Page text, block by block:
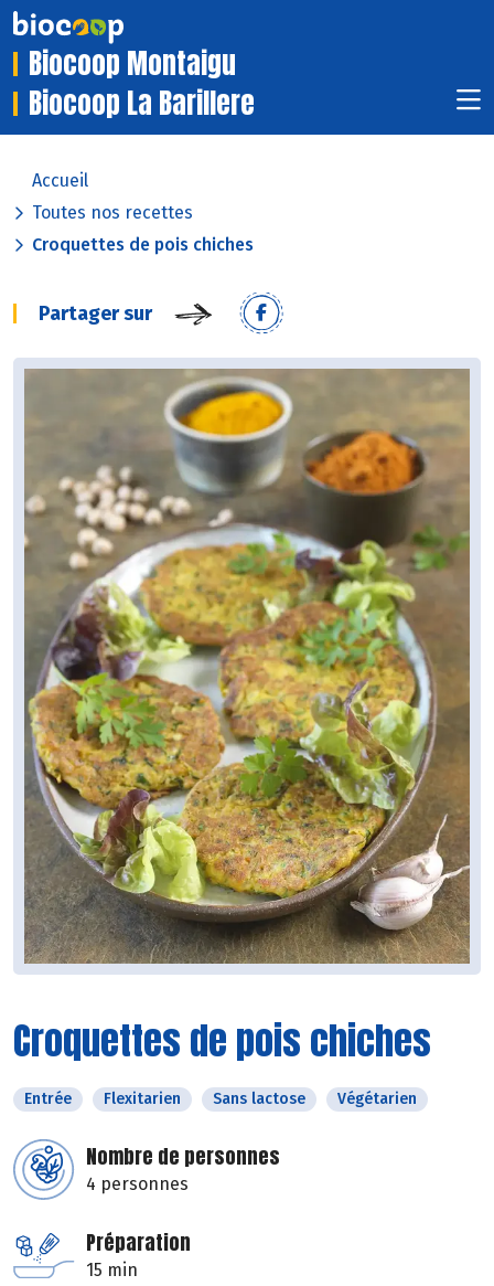
Biocoop Montaigu
Biocoop La Barillere
Accueil
Toutes nos recettes
Croquettes de pois chiches
Partager sur
Croquettes de pois chiches
Entrée Flexitarien Sans lactose Végétarien
Nombre de personnes
4 personnes
Préparation
15 min